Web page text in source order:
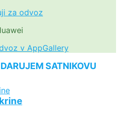
SATNIKOVU